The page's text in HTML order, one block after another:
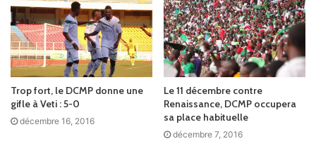
Trop fort, le DCMP donne une
gifle à Veti : 5-0
décembre 16, 2016
Le 11 décembre contre
Renaissance, DCMP occupera
sa place habituelle
décembre 7, 2016